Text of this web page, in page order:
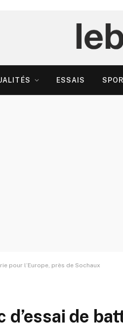
ESSAIS
pour l’Europe, près de Sochaux
d’essai de